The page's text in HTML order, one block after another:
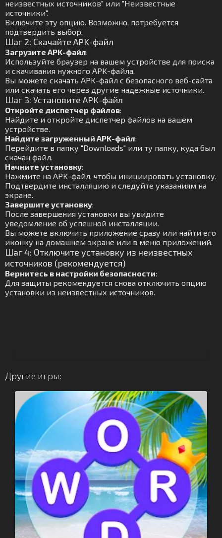
неизвестных источников" или "Неизвестные
источники".
Включите эту опцию. Возможно, потребуется
подтвердить выбор.
Шаг 2: Скачайте APK-файл
Загрузите APK-файл:
Используйте браузер на вашем устройстве для поиска
и скачивания нужного APK-файла.
Вы можете скачать APK-файл с безопасного веб-сайта
или скачать его через другие надежные источники.
Шаг 3: Установите APK-файл
Откройте диспетчер файлов:
Найдите и откройте диспетчер файлов на вашем
устройстве.
Найдите загруженный APK-файл:
Перейдите в папку "Downloads" или ту папку, куда был
скачан файл.
Начните установку:
Нажмите на APK-файл, чтобы инициировать установку.
Подтвердите инсталляцию и следуйте указаниям на
экране.
Завершите установку:
После завершения установки вы увидите
уведомление об успешной инсталляции.
Вы можете включить приложение сразу или найти его
иконку на домашнем экране или в меню приложений.
Шаг 4: Отключите установку из неизвестных
источников (рекомендуется)
Вернитесь в настройки безопасности:
Для защиты рекомендуется снова отключить опцию
установки из неизвестных источников.
Другие игры: